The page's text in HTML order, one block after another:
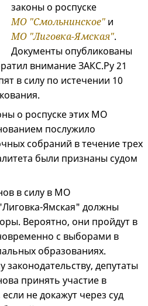
законы о роспуске
МО "Смольнинское"и
МО "Лиговка-Ямская".
Документы опубликованы
внимание ЗАКС.Ру 21
в силу по истечении 10
о роспуске этих МО
послужило
собраний в течение трех
были признаны судом
в силу в МО
Ямская" должны
Вероятно, они пройдут в
с выборами в
образованиях.
депутаты
принять участие в
не докажут через суд